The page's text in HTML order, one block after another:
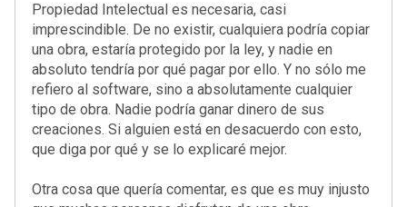
Propiedad Intelectual es necesaria, casi
imprescindible. De no existir, cualquiera podría copiar
una obra, estaría protegido por la ley, y nadie en
absoluto tendría por qué pagar por ello. Y no sólo me
refiero al software, sino a absolutamente cualquier
tipo de obra. Nadie podría ganar dinero de sus
creaciones. Si alguien está en desacuerdo con esto,
que diga por qué y se lo explicaré mejor.
Otra cosa que quería comentar, es que es muy injusto